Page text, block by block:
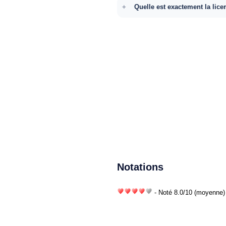
Quelle est exactement la
Notations
- Noté 8.0/10